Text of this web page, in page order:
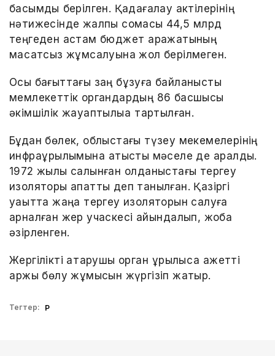
басымдық берілген. Қадағалау актілерінің
нәтижесінде жалпы сомасы 44,5 млрд
теңгеден астам бюджет қаражатының
мақсатсыз жұмсалуына жол берілмеген.
Осы бағыттағы заң бұзуға байланысты
мемлекеттік органдардың 86 басшысы
әкімшілік жауаптылыққа тартылған.
Бұдан бөлек, облыстағы түзеу мекемелерінің
инфрақұрылымына қатысты мәселе де қаралды.
1972 жылы салынған қолданыстағы тергеу
изоляторы апатты деп танылған. Қазіргі
уақытта жаңа тергеу изоляторын салуға
арналған жер учаскесі айқындалып, жоба
әзірленген.
Жергілікті атқарушы орган құрылысқа қажетті
қаржы бөлу жұмысын жүргізіп жатыр.
Тегтер: ҚР